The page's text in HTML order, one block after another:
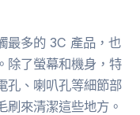
最多的 3C 產品，也
除了螢幕和機身，特
孔、喇叭孔等細節部
刷來清潔這些地方。